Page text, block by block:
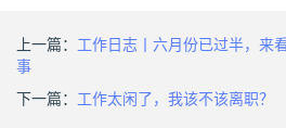
上一篇： 工作日志丨六月份已过半，来
事
下一篇： 工作太闲了，我该不该离职？